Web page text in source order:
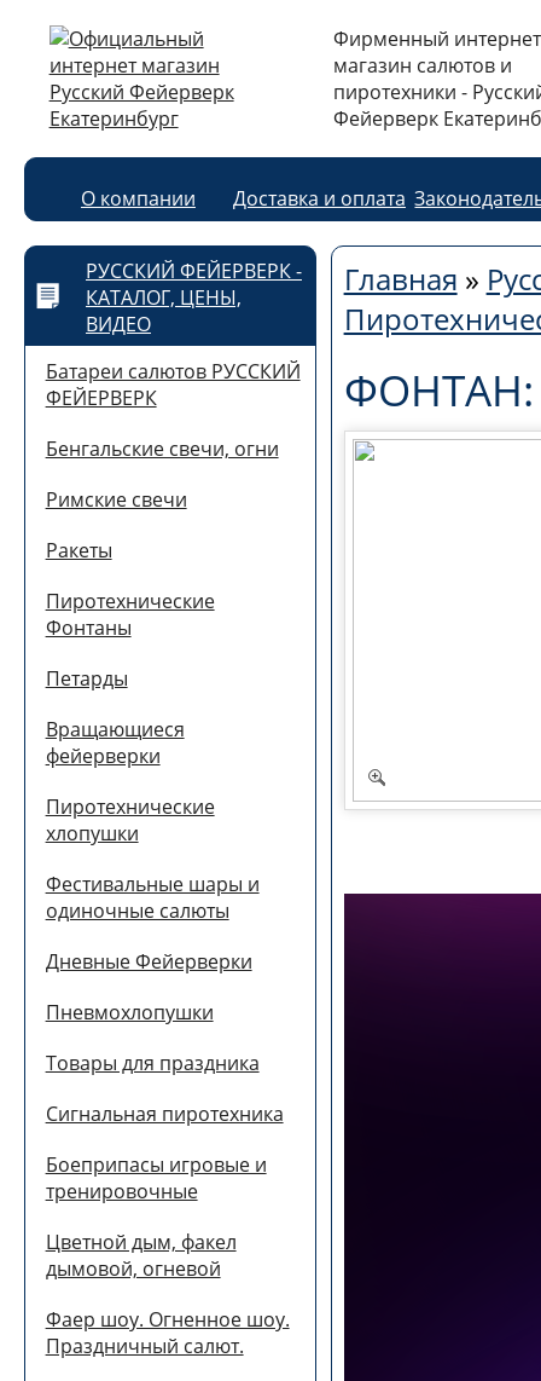
Фирменный интернет
магазин салютов и
пиротехники -
Фейерверк
О компании Доставка и оплата
РУССКИЙ ФЕЙЕРВЕРК -
КАТАЛОГ, ЦЕНЫ,
ВИДЕО
Батареи салютов РУССКИЙ
ФЕЙЕРВЕРК
Бенгальские свечи, огни
Римские свечи
Ракеты
Пиротехнические
Фонтаны
Петарды
Вращающиеся
фейерверки
Пиротехнические
хлопушки
Фестивальные шары и
одиночные салюты
Дневные Фейерверки
Пневмохлопушки
Товары для праздника
Сигнальная пиротехника
Боеприпасы игровые и
тренировочные
Цветной дым, факел
дымовой, огневой
Фаер шоу. Огненное шоу.
Праздничный салют.
Главная »